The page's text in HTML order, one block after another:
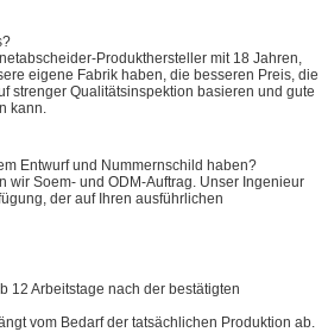
Produkthersteller mit 18 Jahren,
eigene Fabrik haben, die besseren Preis, die
strenger Qualitätsinspektion basieren und gute
kann.
Entwurf und Nummernschild haben?
wir Soem- und ODM-Auftrag. Unser Ingenieur
der auf Ihren ausführlichen
12 Arbeitstage nach der bestätigten
vom Bedarf der tatsächlichen Produktion ab.